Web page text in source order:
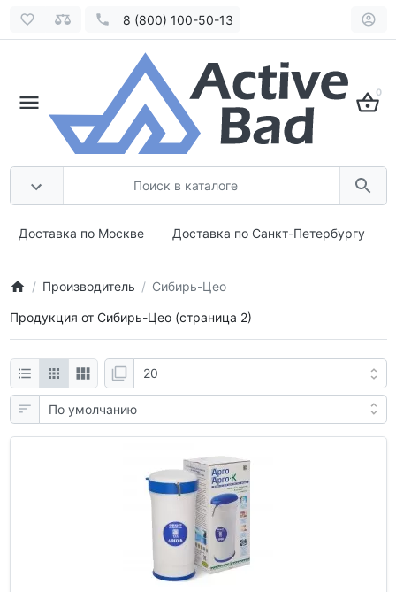
8 (800) 100-50-13
0
Доставка по Москве Доставка по Санкт-Петербургу
Производитель Сибирь-Цео
Продукция от Сибирь-Цео (страница 2)